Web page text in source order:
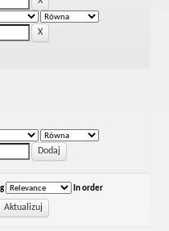
In order